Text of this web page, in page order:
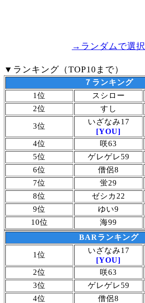
→ランダムで選択
▼ランキング（TOP10まで）
７ランキング
1位
スシロー
2位
すし
3位
いざなみ17
[YOU]
4位 咲63
5位
ゲレゲレ59
6位
僧侶8
7位
蛍29
8位
ゼシカ22
9位
ゆい9
10位
海99
BARランキング
1位
いざなみ17
[YOU]
2位 咲63
3位
ゲレゲレ59
4位
僧侶8